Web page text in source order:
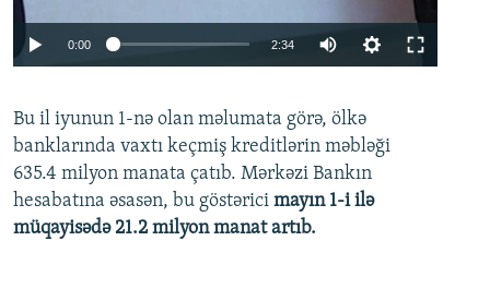
0:00 2:34
360p
480p
720p
Bu il iyunun 1-nə olan məlumata görə, ölkə
banklarında vaxtı keçmiş kreditlərin məbləği
635.4 milyon manata çatıb. Mərkəzi Bankın
hesabatına əsasən, bu göstərici mayın 1-i ilə
müqayisədə 21.2 milyon manat artıb.